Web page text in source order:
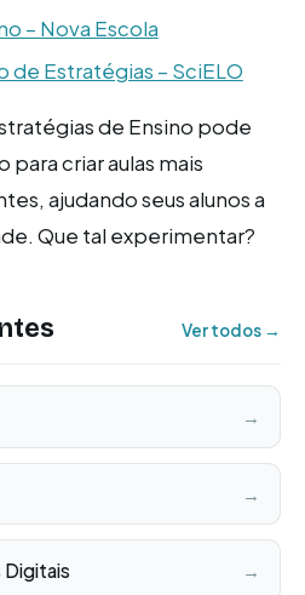
– Nova Escola
de Estratégias – SciELO
de Ensino pode
para criar aulas mais
ajudando seus alunos a
Que tal experimentar?
Ver todos →
→
→
→